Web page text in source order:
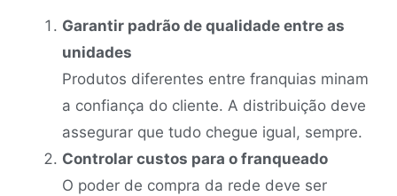
Garantir padrão de qualidade entre as
unidades
Produtos diferentes entre franquias minam
a confiança do cliente. A distribuição deve
assegurar que tudo chegue igual, sempre.
Controlar custos para o franqueado
O poder de compra da rede deve ser